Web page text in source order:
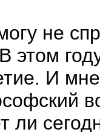
не
этом
И
ли